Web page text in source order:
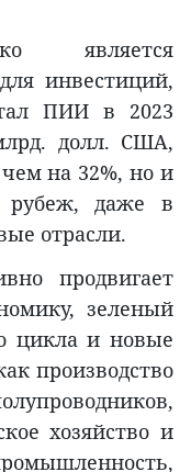
является
инвестиций,
ПИИ в 2023
долл. США,
на 32%, но и
рубеж, даже в
отрасли.
продвигает
зеленый
цикла и новые
производство
хозяйство и